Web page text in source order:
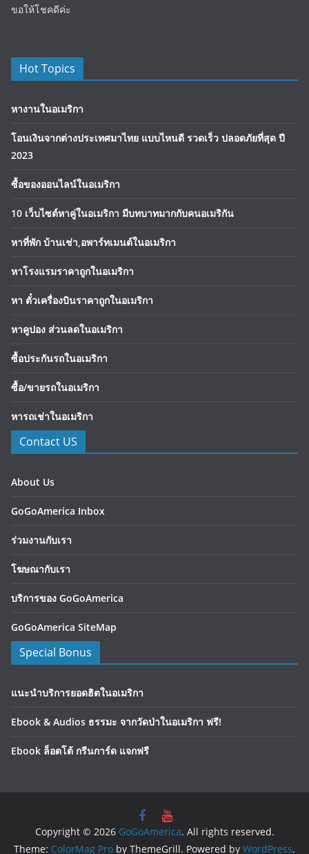
ขอให้โชคดีค่ะ
Hot Topics
หางานในอเมริกา
โอนเงินจากต่างประเทศมาไทย แบบไหนดี รวดเร็ว ปลอดภัยที่สุด ปี
2023
ซื้อของออนไลน์ในอเมริกา
10 เว็บไซต์หาคู่ในอเมริกา มีบทบาทมากกับคนอเมริกัน
หาที่พัก บ้านเช่า,อพาร์ทเมนต์ในอเมริกา
หาโรงแรมราคาถูกในอเมริกา
หา ตั๋วเครื่องบินราคาถูกในอเมริกา
หาคูปอง ส่วนลดในอเมริกา
ซื้อประกันรถในอเมริกา
ซื้อ/ขายรถในอเมริกา
หารถเช่าในอเมริกา
Contact US
About Us
GoGoAmerica Inbox
ร่วมงานกับเรา
โฆษณากับเรา
บริการของ GoGoAmerica
GoGoAmerica SiteMap
Special Bonus
แนะนำบริการยอดฮิตในอเมริกา
Ebook & Audios ธรรมะ จากวัดป่าในอเมริกา ฟรี!
Ebook ล็อตโต้ กรีนการ์ด แจกฟรี
Copyright © 2026 GoGoAmerica. All rights reserved.
Theme: ColorMag Pro by ThemeGrill. Powered by WordPress.